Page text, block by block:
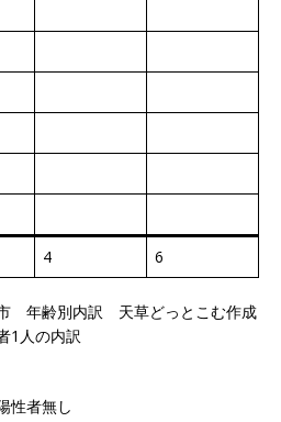
4 6
年齢別内訳 天草どっとこむ作成
1人の内訳
性者無し